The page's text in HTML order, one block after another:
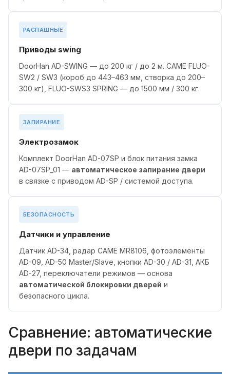
РАСПАШНЫЕ
Приводы swing
DoorHan AD-SWING — до 200 кг / до 2 м. CAME FLUO-
SW2 / SW3 (короб до 443–463 мм, створка до 200–
300 кг), FLUO-SWS3 SPRING — до 1500 мм / 300 кг.
ЗАПИРАНИЕ
Электрозамок
Комплект DoorHan AD-07SP и блок питания замка
AD-07SP_01 — автоматическое запирание двери
в связке с приводом AD-SP / системой доступа.
БЕЗОПАСНОСТЬ
Датчики и управление
Датчик AD-34, радар CAME MR8106, фотоэлементы
AD-09, AD-50 Master/Slave, кнопки AD-30 / AD-31, АКБ
AD-27, переключатели режимов — основа
автоматической блокировки дверей и
безопасного цикла.
Сравнение: автоматические
двери по задачам